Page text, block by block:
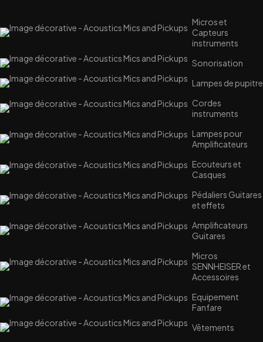
Micros et
Capteurs
instruments
Sonorisation
Lampes de pupitre
Cordes
instruments
Lampes pour
Amplificateurs
Ecouteurs et
Casques
Pédaliers Guitares
et effets
Amplificateurs
Guitares
Micros
SENNHEISER et
Accessoires
Equipement
Fanfare
Vêtements